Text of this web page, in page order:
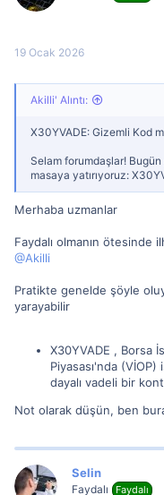
19 Ocak 2026
Akilli' Alıntı:
X30YVADE: Gizemli Kod
Selam forumdaşlar!
masaya yatırıyoruz:
Merhaba uzmanlar
Faydalı olmanın ötesinde
@Akilli
Pratikte genelde şöyle
yarayabilir
X30YVADE , Borsa
Piyasası'nda
dayalı vadeli bir
Not olarak düşün, ben
Selin
Faydalı Faydalı